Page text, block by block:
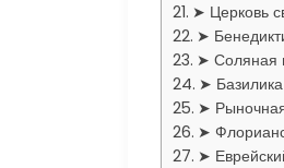
➤ Церковь
➤
➤ Соляная
➤
➤
➤
➤